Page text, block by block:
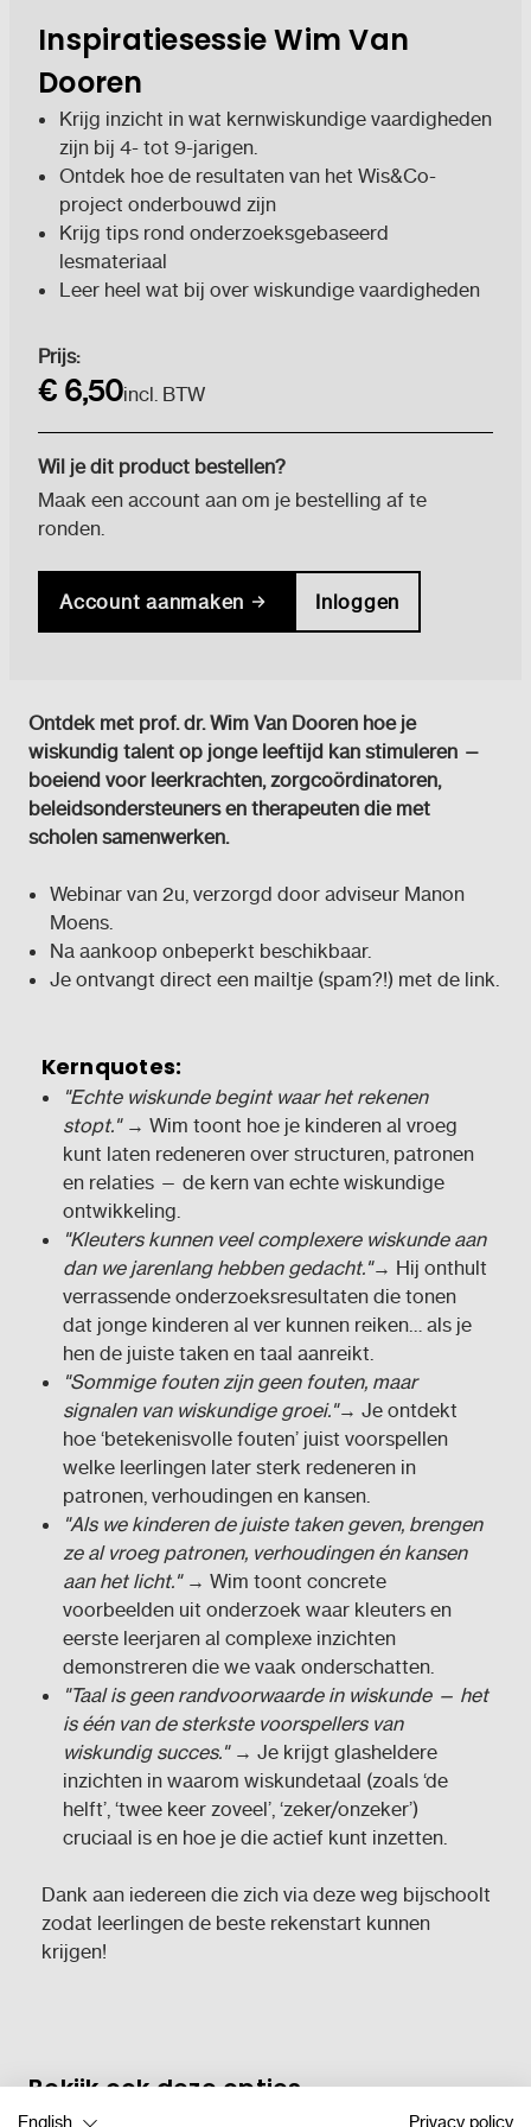
Inspiratiesessie Wim Van
Dooren
Krijg inzicht in wat kernwiskundige vaardigheden
zijn bij 4- tot 9-jarigen.
Ontdek hoe de resultaten van het Wis&Co-
project onderbouwd zijn
Krijg tips rond onderzoeksgebaseerd
lesmateriaal
Leer heel wat bij over wiskundige vaardigheden
Huidige
voorraad:
Prijs:
€ 6,50incl. BTW
Wil je dit product bestellen?
Maak een account aan om je bestelling af te
ronden.
Account aanmaken Inloggen
Ontdek met prof. dr. Wim Van Dooren hoe je
wiskundig talent op jonge leeftijd kan stimuleren —
boeiend voor leerkrachten, zorgcoördinatoren,
beleidsondersteuners en therapeuten die met
scholen samenwerken.
Webinar van 2u, verzorgd door adviseur Manon
Moens.
Na aankoop onbeperkt beschikbaar.
Je ontvangt direct een mailtje (spam?!) met de link.
Kernquotes:
"Echte wiskunde begint waar het rekenen
stopt."→ Wim toont hoe je kinderen al vroeg
kunt laten redeneren over structuren, patronen
en relaties — de kern van echte wiskundige
ontwikkeling.
"Kleuters kunnen veel complexere wiskunde aan
dan we jarenlang hebben gedacht."→ Hij onthult
verrassende onderzoeksresultaten die tonen
dat jonge kinderen al ver kunnen reiken… als je
hen de juiste taken en taal aanreikt.
"Sommige fouten zijn geen fouten, maar
signalen van wiskundige groei."→ Je ontdekt
hoe ‘betekenisvolle fouten’ juist voorspellen
welke leerlingen later sterk redeneren in
patronen, verhoudingen en kansen.
"Als we kinderen de juiste taken geven, brengen
ze al vroeg patronen, verhoudingen én kansen
aan het licht."→ Wim toont concrete
voorbeelden uit onderzoek waar kleuters en
eerste leerjaren al complexe inzichten
demonstreren die we vaak onderschatten.
"Taal is geen randvoorwaarde in wiskunde — het
is één van de sterkste voorspellers van
wiskundig succes."→ Je krijgt glasheldere
inzichten in waarom wiskundetaal (zoals ‘de
helft’, ‘twee keer zoveel’, ‘zeker/onzeker’)
cruciaal is en hoe je die actief kunt inzetten.
Dank aan iedereen die zich via deze weg bijschoolt
zodat leerlingen de beste rekenstart kunnen
krijgen!
Bekijk ook deze opties